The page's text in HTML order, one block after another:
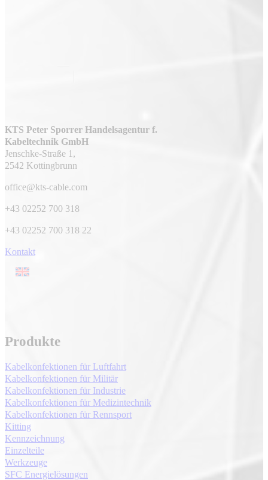
KTS Peter Sporrer Handelsagentur f.
Kabeltechnik GmbH
Jenschke-Straße 1,
2542 Kottingbrunn
office@kts-cable.com
+43 02252 700 318
+43 02252 700 318 22
Kontakt
Produkte
Kabelkonfektionen für Luftfahrt
Kabelkonfektionen für Militär
Kabelkonfektionen für Industrie
Kabelkonfektionen für Medizintechnik
Kabelkonfektionen für Rennsport
Kitting
Kennzeichnung
Einzelteile
Werkzeuge
SFC Energielösungen